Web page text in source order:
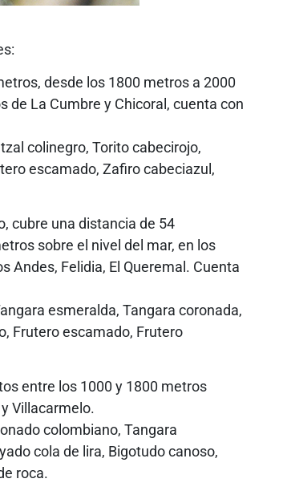
desde los 1800 metros a 2000
de La Cumbre y Chicoral, cuenta con
colinegro, Torito cabecirojo,
escamado, Zafiro cabeciazul,
cubre una distancia de 54
sobre el nivel del mar, en los
Andes, Felidia, El Queremal. Cuenta
esmeralda, Tangara coronada,
Frutero escamado, Frutero
entre los 1000 y 1800 metros
Villacarmelo.
colombiano, Tangara
cola de lira, Bigotudo canoso,
roca.